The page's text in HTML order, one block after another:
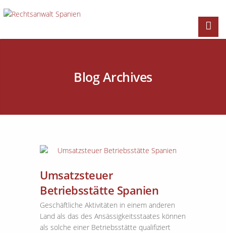
Blog Archives
Umsatzsteuer
Betriebsstätte Spanien
Geschäftliche Aktivitäten in einem anderen
Land als das des Ansässigkeitsstaates können
als solche einer Betriebsstätte qualifiziert